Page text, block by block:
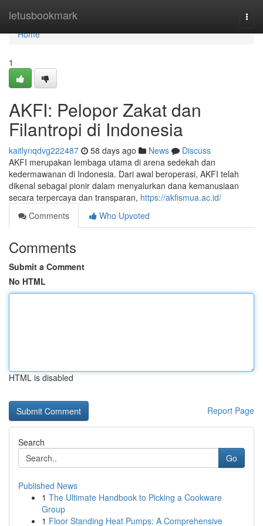
letusbookmark
Home
Home
1
AKFI: Pelopor Zakat dan
Filantropi di Indonesia
kaitlynqdvg222487 58 days ago News
Discuss
AKFI merupakan lembaga utama di arena sedekah dan
kedermawanan di Indonesia. Dari awal beroperasi, AKFI telah
dikenal sebagai pionir dalam menyalurkan dana kemanusiaan
secara terpercaya dan transparan, https://akfismua.ac.id/
Comments
Who Upvoted
Comments
Submit a Comment
No HTML
HTML is disabled
Report Page
Search
Go
Published News
1 The Ultimate Handbook to Picking a Cookware
Group
1 Floor Standing Heat Pumps: A Comprehensive